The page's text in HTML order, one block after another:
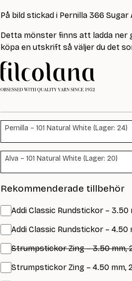
På bild stickad i Pernilla 366
Detta mönster finns att ladda ner
köpa en utskrift så väljer du det
Pernilla – 101 Natural White (Lager: 24)
Alva – 101 Natural White (Lager: 20)
Rekommenderade tillbehör
Addi Classic Rundstickor – 3.50
Addi Classic Rundstickor – 4.50
Strumpstickor Zing – 3.50 mm,
Strumpstickor Zing – 4.50 mm,